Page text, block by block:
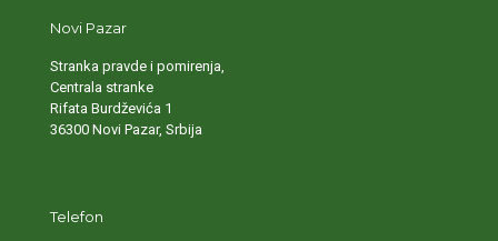
Novi Pazar
Stranka pravde i pomirenja,
Centrala stranke
Rifata Burdževića 1
36300 Novi Pazar, Srbija
Telefon